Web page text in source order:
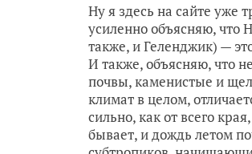
Ну я здесь на сайте уже
усиленно объясняю, что
также, и Геленджик) —
И также, объясняю, что
почвы, каменистые и
климат в целом,
сильно, как от всего
бывает, и дождь летом